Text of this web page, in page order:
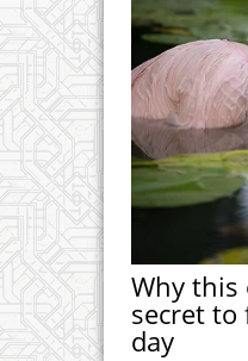
Why
secret to
day